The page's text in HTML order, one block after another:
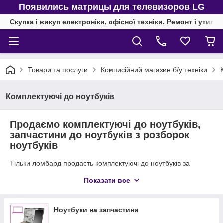
Появились матрицы для телевизоров LG
Скупка і викуп електроніки, офісної техніки. Ремонт і
Товари та послуги Комписійний магазин б/у техніки
Комплектуючі до ноутбуків
Продаємо комплектуючі до ноутбуків,
запчастини до ноутбуків з розборок
ноутбуків
Тільки ломбард продасть комплектуючі до ноутбуків за
відмовлятися від багатьох улюблених і цікавих речей. Але
комплектуючі до ноутбуків, самі ноутбуки і все інше, без чого
неможливо уявити побут сучасної людини.
Показати все
Ноутбуки на запчастини